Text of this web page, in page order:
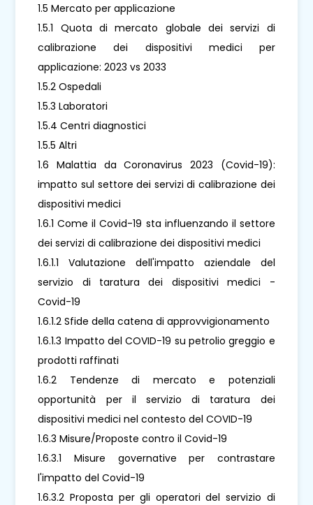
1.5 Mercato per applicazione
1.5.1 Quota di mercato globale dei servizi di
calibrazione dei dispositivi medici per
applicazione: 2023 vs 2033
1.5.2 Ospedali
1.5.3 Laboratori
1.5.4 Centri diagnostici
1.5.5 Altri
1.6 Malattia da Coronavirus 2023 (Covid-19):
impatto sul settore dei servizi di calibrazione dei
dispositivi medici
1.6.1 Come il Covid-19 sta influenzando il settore
dei servizi di calibrazione dei dispositivi medici
1.6.1.1 Valutazione dell'impatto aziendale del
servizio di taratura dei dispositivi medici -
Covid-19
1.6.1.2 Sfide della catena di approvvigionamento
1.6.1.3 Impatto del COVID-19 su petrolio greggio e
prodotti raffinati
1.6.2 Tendenze di mercato e potenziali
opportunità per il servizio di taratura dei
dispositivi medici nel contesto del COVID-19
1.6.3 Misure/Proposte contro il Covid-19
1.6.3.1 Misure governative per contrastare
l'impatto del Covid-19
1.6.3.2 Proposta per gli operatori del servizio di